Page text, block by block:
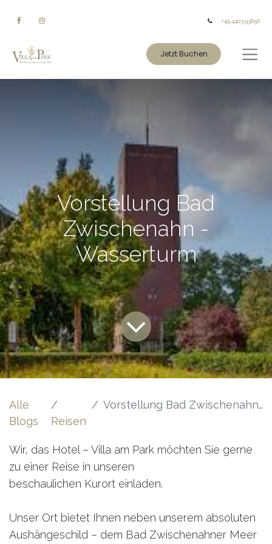
+49 4403 93650
Jetzt Buchen
Vorstellung Bad
Zwischenahn -
Wasserturm
Alle
Blogs
Reisen
Vorstellung Bad Zwischenahn - Wasserturm
Wir, das Hotel – Villa am Park möchten Sie gerne
zu einer Reise in unseren
beschaulichen Kurort einladen.
Unser Ort bietet Ihnen neben unserem absoluten
Aushängeschild – dem Bad Zwischenahner Meer